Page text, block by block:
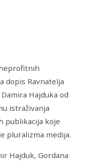
dopis Ravnatelja
Hajduka od
istraživanja
publikacija koje
pluralizma medija.
Hajduk, Gordana